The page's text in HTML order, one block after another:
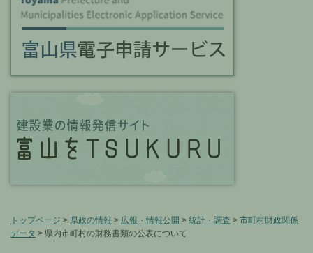
トップページ > 県政の情報 > 広報・情報公開 > 統計・調査 > 市町村財政関係
データ > 県内市町村の財務書類の公表について